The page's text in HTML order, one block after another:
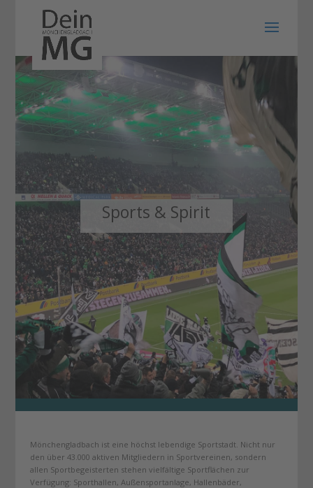
Sports & Spirit
Mönchengladbach ist eine höchst lebendige Sportstadt. Nicht nur
den über 43.000 aktiven Mitgliedern in Sportvereinen, sondern
allen Sportbegeisterten stehen vielfältige Sportflächen zur
Verfügung: Sporthallen, Außensportanlage, Hallenbäder,